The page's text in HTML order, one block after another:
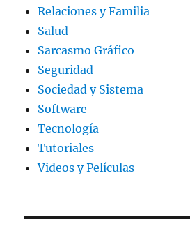
Relaciones y Familia
Salud
Sarcasmo Gráfico
Seguridad
Sociedad y Sistema
Software
Tecnología
Tutoriales
Videos y Películas